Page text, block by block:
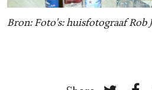
Bron: Foto's: huisfotograaf Rob